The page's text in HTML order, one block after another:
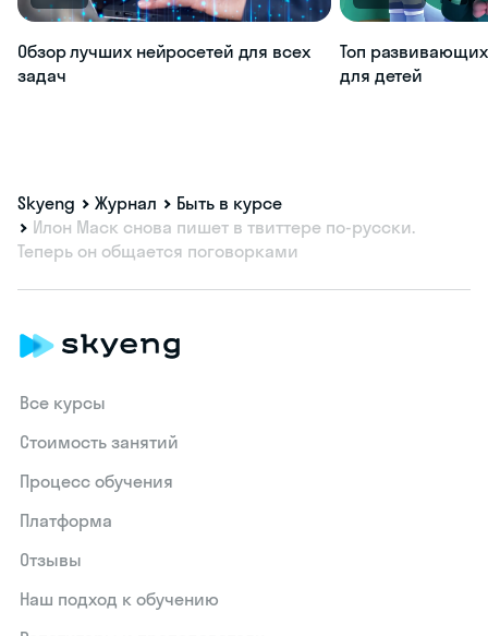
Обзор лучших нейросетей для всех
задач
Топ
для детей
Skyeng Журнал
Быть в курсе
Илон Маск снова пишет в твиттере по-русски.
Теперь он общается поговорками
Все курсы
Стоимость занятий
Процесс обучения
Платформа
Отзывы
Наш подход к обучению